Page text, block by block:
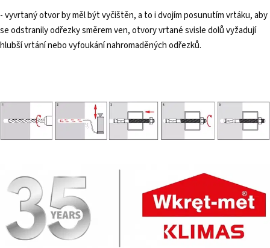
- vyvrtaný otvor by měl být vyčištěn, a to i dvojím posunutím vrtáku, aby
se odstranily odřezky směrem ven, otvory vrtané svisle dolů vyžadují
hlubší vrtání nebo vyfoukání nahromaděných odřezků.